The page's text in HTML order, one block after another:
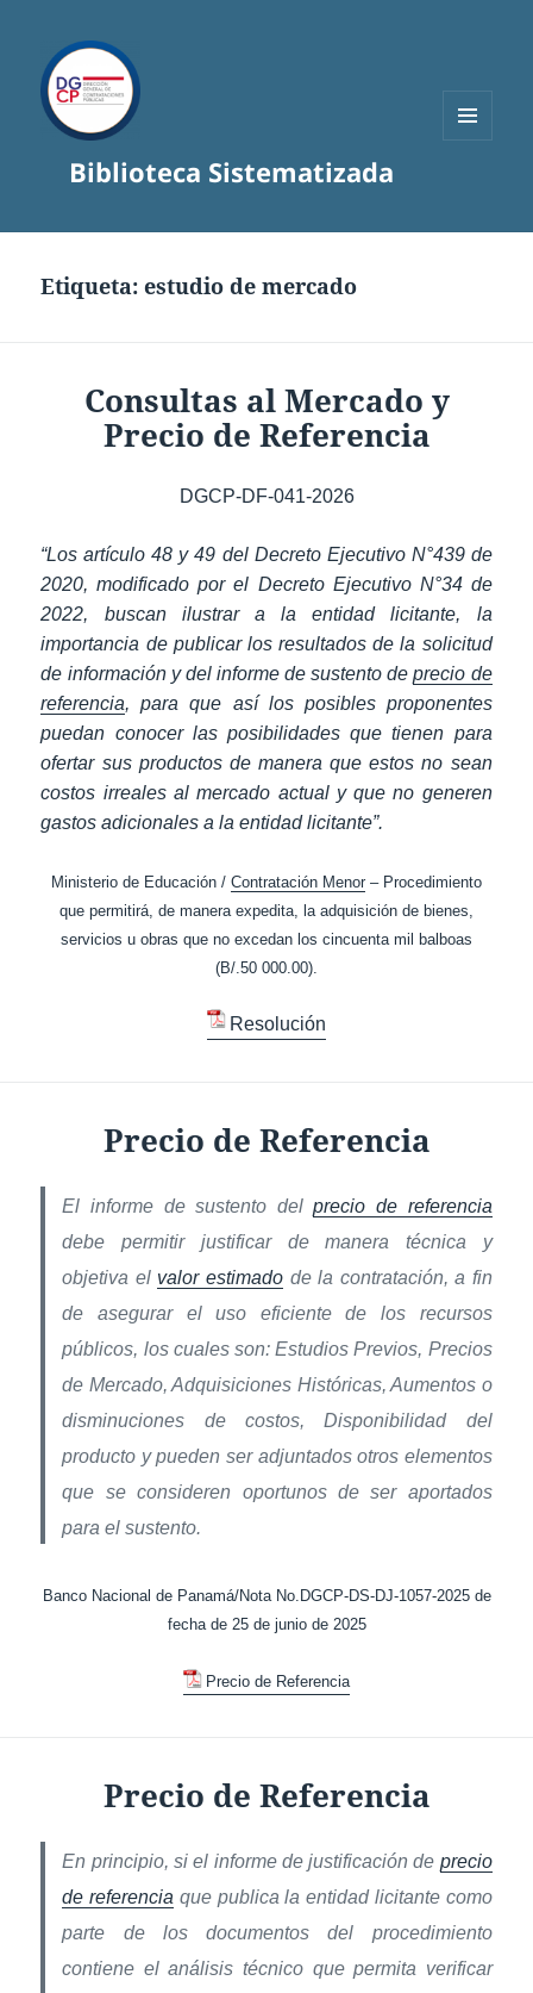
Biblioteca Sistematizada
Etiqueta:estudio de mercado
Consultas al Mercado y
Precio de Referencia
DGCP-DF-041-2026
“Los artículo 48 y 49 del Decreto Ejecutivo N°439 de
2020, modificado por el Decreto Ejecutivo N°34 de
2022, buscan ilustrar a la entidad licitante, la
importancia de publicar los resultados de la solicitud
de información y del informe de sustento deprecio de
referencia, para que así los posibles proponentes
puedan conocer las posibilidades que tienen para
ofertar sus productos de manera que estos no sean
costos irreales al mercado actual y que no generen
gastos adicionales a la entidad licitante”.
Ministerio de Educación / Contratación Menor – Procedimiento
que permitirá, de manera expedita, la adquisición de bienes,
servicios u obras que no excedan los cincuenta mil balboas
(B/.50 000.00).
Resolución
Precio de Referencia
El informe de sustento delprecio de referencia
debe permitir justificar de manera técnica y
objetiva el valor estimado de la contratación, a fin
de asegurar el uso eficiente de los recursos
públicos, los cuales son: Estudios Previos, Precios
de Mercado, Adquisiciones Históricas, Aumentos o
disminuciones de costos, Disponibilidad del
producto y pueden ser adjuntados otros elementos
que se consideren oportunos de ser aportados
para el sustento.
Banco Nacional de Panamá/Nota No.DGCP-DS-DJ-1057-2025 de
fecha de 25 de junio de 2025
Precio de Referencia
Precio de Referencia
En principio, si el informe de justificación de precio
de referencia que publica la entidad licitante como
parte de los documentos del procedimiento
contiene el análisis técnico que permita verificar